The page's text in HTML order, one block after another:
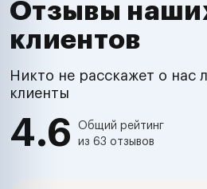
Отзывы
клиентов
Никто не расскажет о нас
клиенты
4.6
Общий рейтинг
из 63 отзывов